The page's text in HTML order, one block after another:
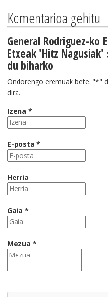
Komentarioa gehitu
General Rodriguez-ko
Etxeak 'Hitz
du biharko
Ondorengo eremuak bete. "*"
dira.
Izena *
E-posta *
Herria
Gaia *
Mezua *